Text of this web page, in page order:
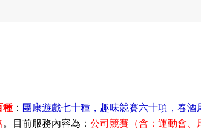
種 ： 團康遊戲七十種，趣味競賽六十項，春酒
。 目前服務內容為： 公司競賽（含：運動會、